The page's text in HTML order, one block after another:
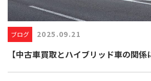
ブログ 2025.09.21
【中古車買取とハイブリッド車の関係